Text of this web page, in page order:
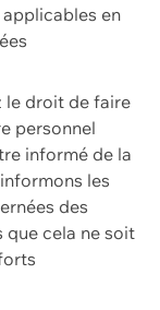
en
le droit de faire
personnel
informé de la
les
des
cela ne soit